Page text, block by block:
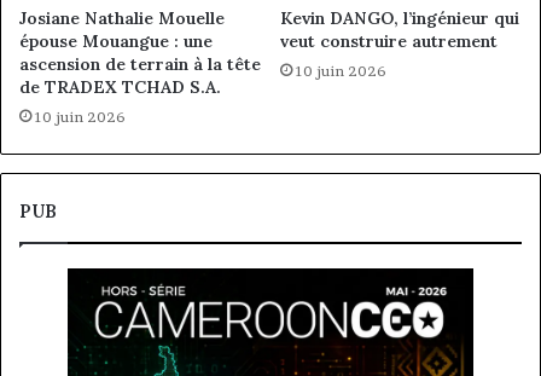
Josiane Nathalie Mouelle
épouse Mouangue : une
ascension de terrain à la tête
de TRADEX TCHAD S.A.
10 juin 2026
Kevin DANGO, l’ingénieur qui
veut construire autrement
10 juin 2026
PUB